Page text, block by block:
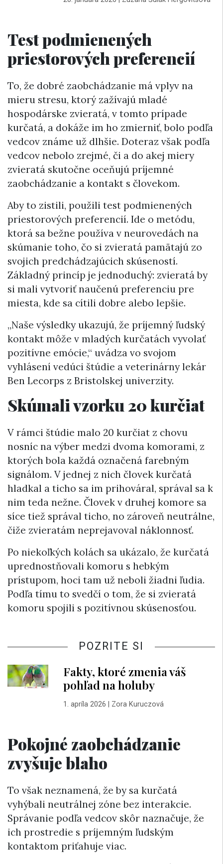
Test podmienených
priestorových preferencií
To, že dobré zaobchádzanie má vplyv na
mieru stresu, ktorý zažívajú mladé
hospodárske zvieratá, v tomto prípade
kurčatá, a dokáže im ho zmierniť, bolo podľa
vedcov známe už dlhšie. Doteraz však podľa
vedcov nebolo zrejmé, či a do akej miery
zvieratá skutočne oceňujú príjemné
zaobchádzanie a kontakt s človekom.
Aby to zistili, použili test podmienených
priestorových preferencií. Ide o metódu,
ktorá sa bežne používa v neurovedách na
skúmanie toho, čo si zvieratá pamätajú zo
svojich predchádzajúcich skúseností.
Základný princíp je jednoduchý: zvieratá by
si mali vytvoriť naučenú preferenciu pre
miesta, kde sa cítili dobre alebo lepšie.
„Naše výsledky ukazujú, že príjemný ľudský
kontakt môže v mladých kurčatách vyvolať
pozitívne emócie,“ uvádza vo svojom
vyhlásení vedúci štúdie a veterinárny lekár
Ben Lecorps z Bristolskej univerzity.
Skúmali vzorku 20 kurčiat
V rámci štúdie malo 20 kurčiat z chovu
nosníc na výber medzi dvoma komorami, z
ktorých bola každá označená farebným
signálom. V jednej z nich človek kurčatá
hladkal a ticho sa im prihováral, správal sa k
nim teda nežne. Človek v druhej komore sa
síce tiež správal ticho, no zároveň neutrálne,
čiže zvieratám neprejavoval náklonnosť.
Po niekoľkých kolách sa ukázalo, že kurčatá
uprednostňovali komoru s hebkým
prístupom, hoci tam už neboli žiadni ľudia.
Podľa tímu to svedčí o tom, že si zvieratá
komoru spojili s pozitívnou skúsenosťou.
POZRITE SI
Fakty, ktoré zmenia váš
pohľad na holuby
1. apríla 2026 Zora Kuruczová
Pokojné zaobchádzanie
zvyšuje blaho
To však neznamená, že by sa kurčatá
vyhýbali neutrálnej zóne bez interakcie.
Správanie podľa vedcov skôr naznačuje, že
ich prostredie s príjemným ľudským
kontaktom priťahuje viac.